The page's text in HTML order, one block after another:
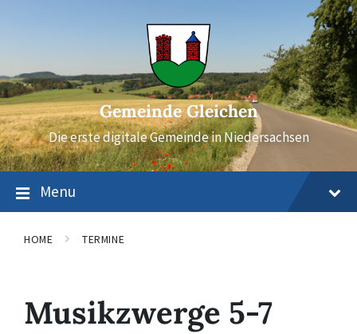
Gemeinde Gleichen
Die erste digitale Gemeinde in Niedersachsen
Menu
HOME TERMINE
Musikzwerge 5-7